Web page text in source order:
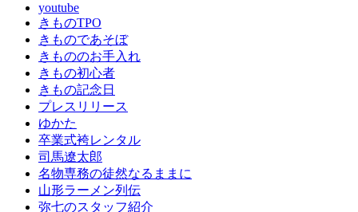
youtube
きものTPO
きものであそぼ
きもののお手入れ
きもの初心者
きもの記念日
プレスリリース
ゆかた
卒業式袴レンタル
司馬遼太郎
名物専務の徒然なるままに
山形ラーメン列伝
弥七のスタッフ紹介